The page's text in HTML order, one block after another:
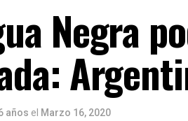
Negra
años el Marzo 16, 2020